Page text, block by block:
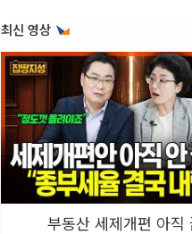
최신 영상
부동산 세제개편 아직